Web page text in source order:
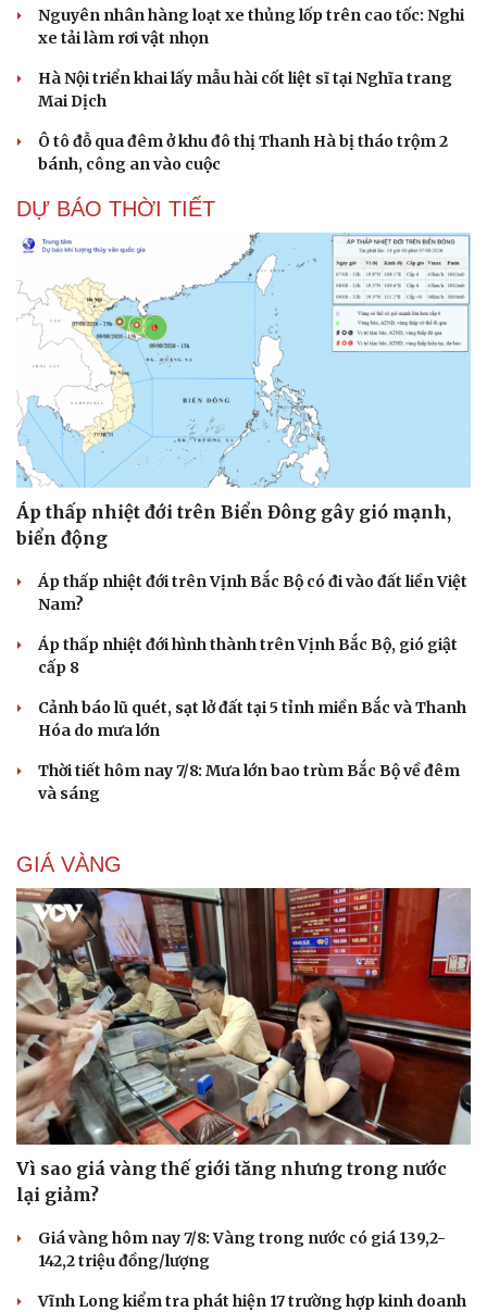
Cải chính
Nguyên nhân hàng loạt xe thủng lốp trên cao tốc: Nghi
xe tải làm rơi vật nhọn
Hà Nội triển khai lấy mẫu hài cốt liệt sĩ tại Nghĩa trang
Mai Dịch
Ô tô đỗ qua đêm ở khu đô thị Thanh Hà bị tháo trộm 2
bánh, công an vào cuộc
DỰ BÁO THỜI TIẾT
Áp thấp nhiệt đới trên Biển Đông gây gió mạnh,
biển động
Áp thấp nhiệt đới trên Vịnh Bắc Bộ có đi vào đất liền Việt
Nam?
Áp thấp nhiệt đới hình thành trên Vịnh Bắc Bộ, gió giật
cấp 8
Cảnh báo lũ quét, sạt lở đất tại 5 tỉnh miền Bắc và Thanh
Hóa do mưa lớn
Thời tiết hôm nay 7/8: Mưa lớn bao trùm Bắc Bộ về đêm
và sáng
GIÁ VÀNG
Vì sao giá vàng thế giới tăng nhưng trong nước
lại giảm?
Giá vàng hôm nay 7/8: Vàng trong nước có giá 139,2-
142,2 triệu đồng/lượng
Vĩnh Long kiểm tra phát hiện 17 trường hợp kinh doanh